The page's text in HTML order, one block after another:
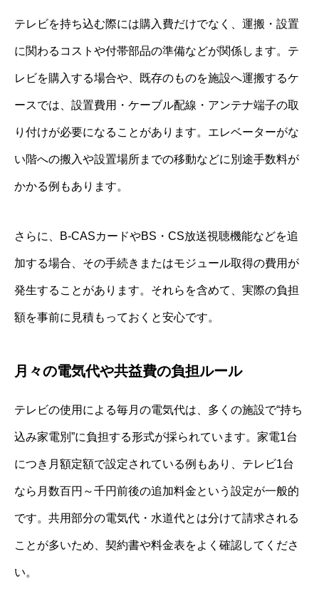
テレビを持ち込む際には購入費だけでなく、運搬・設置
に関わるコストや付帯部品の準備などが関係します。テ
レビを購入する場合や、既存のものを施設へ運搬するケ
ースでは、設置費用・ケーブル配線・アンテナ端子の取
り付けが必要になることがあります。エレベーターがな
い階への搬入や設置場所までの移動などに別途手数料が
かかる例もあります。
さらに、B-CASカードやBS・CS放送視聴機能などを追
加する場合、その手続きまたはモジュール取得の費用が
発生することがあります。それらを含めて、実際の負担
額を事前に見積もっておくと安心です。
月々の電気代や共益費の負担ルール
テレビの使用による毎月の電気代は、多くの施設で“持ち
込み家電別”に負担する形式が採られています。家電1台
につき月額定額で設定されている例もあり、テレビ1台
なら月数百円～千円前後の追加料金という設定が一般的
です。共用部分の電気代・水道代とは分けて請求される
ことが多いため、契約書や料金表をよく確認してくださ
い。